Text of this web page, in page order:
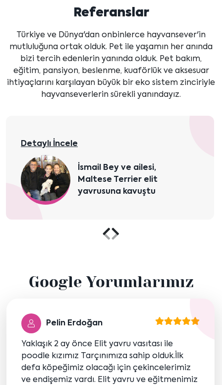
içeriği
göster
içeriği
göster
Referanslar
Türkiye ve Dünya'dan onbinlerce hayvansever'in
mutluluğuna ortak olduk. Pet ile yaşamın her anında
bizi tercih edenlerin yanında olduk. Pet bakım,
eğitim, pansiyon, beslenme, kuaförlük ve aksesuar
ihtiyaçlarını karşılayan büyük bir eko sistem zinciriyle
hayvanseverlerin sürekli yanındayız.
Detaylı İncele
İsmail Bey ve ailesi,
Maltese Terrier elit
yavrusuna kavuştu
Önceki
göster
göster
Google Yorumlarımız
Pelin Erdoğan
Yaklaşık 2 ay önce Elit yavru vasıtası ile
poodle kızımız Tarçınımıza sahip olduk.İlk
defa köpeğimiz olacağı için çekincelerimiz
ve endişemiz vardı. Elit yavru ve eğitmenimiz